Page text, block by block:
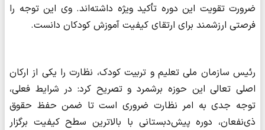
ضرورت تقویت این دوره تأکید ویژه داشته‌اند. وی این توجه را
فرصتی ارزشمند برای ارتقای کیفیت آموزش کودکان دانست.
رئیس سازمان ملی تعلیم و تربیت کودک، نظارت را یکی از ارکان
اصلی تعالی این حوزه برشمرد و تصریح کرد: در شرایط فعلی،
توجه جدی به امر نظارت ضروری است تا ضمن حفظ حقوق
ذی‌نفعان، دوره پیش‌دبستانی با بالاترین سطح کیفیت برگزار